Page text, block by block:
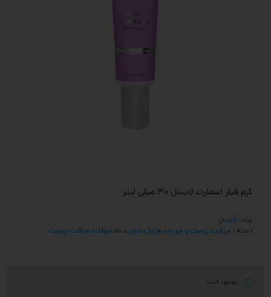
کرم فیلر اسمارت لایسل 30 میلی لیتر
برند: لایسل
دسته : مراقبت پوست و مو ضد چروک صورت محصولات مراقبت پوست
موجود است